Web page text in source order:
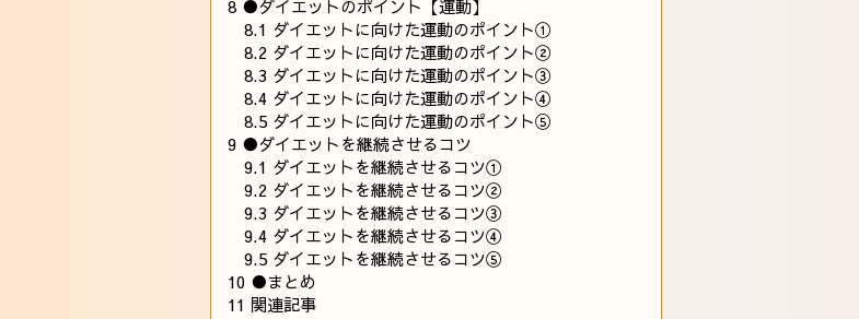
8 ●ダイエットのポイント【運動】
8.1 ダイエットに向けた運動のポイント①
8.2 ダイエットに向けた運動のポイント②
8.3 ダイエットに向けた運動のポイント③
8.4 ダイエットに向けた運動のポイント④
8.5 ダイエットに向けた運動のポイント⑤
9 ●ダイエットを継続させるコツ
9.1 ダイエットを継続させるコツ①
9.2 ダイエットを継続させるコツ②
9.3 ダイエットを継続させるコツ③
9.4 ダイエットを継続させるコツ④
9.5 ダイエットを継続させるコツ⑤
10 ●まとめ
11 関連記事